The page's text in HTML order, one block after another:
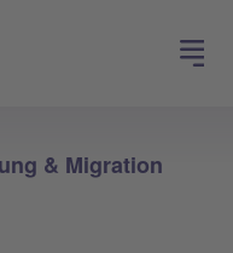
& Migration